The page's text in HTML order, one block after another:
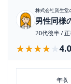
株式会社資生堂
男性同様
20代後半/
★★★★★
★★★★★ 4.0
年収